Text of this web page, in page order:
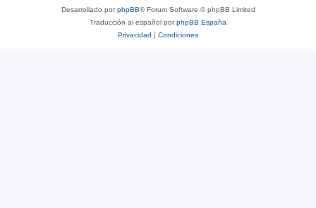
Desarrollado porphpBB® Forum Software © phpBB Limited
Traducción al español porphpBB España
Privacidad | Condiciones